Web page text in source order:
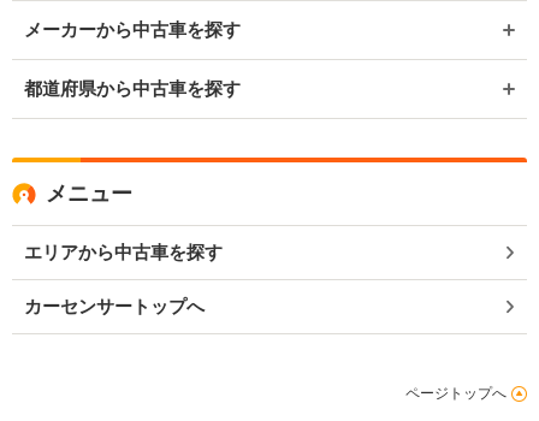
メーカーから中古車を探す
都道府県から中古車を探す
メニュー
エリアから中古車を探す
カーセンサートップへ
ページトップへ